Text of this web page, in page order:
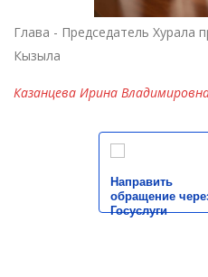
Глава - Председатель Хурала
Кызыла
Казанцева Ирина
Направить
обращение
Госуслуги